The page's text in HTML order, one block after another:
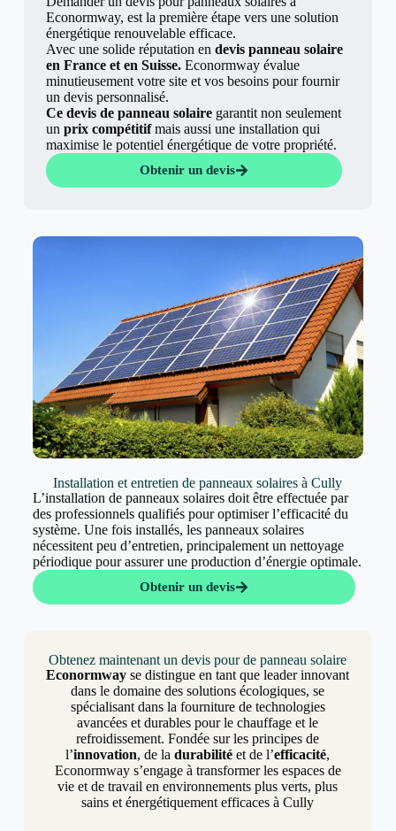
Econormway, est la première étape vers une solution
énergétique renouvelable efficace.
Avec une solide réputation en devis panneau solaire
en France et en Suisse.Econormway évalue
minutieusement votre site et vos besoins pour fournir
un devis personnalisé.
Ce devis de panneau solairegarantit non seulement
un prix compétitifmais aussi une installation qui
maximise le potentiel énergétique de votre propriété.
Obtenir un devis
Installation et entretien de panneaux solaires à Cully
L’installation de panneaux solaires doit être effectuée par
des professionnels qualifiés pour optimiser l’efficacité du
système. Une fois installés, les panneaux solaires
nécessitent peu d’entretien, principalement un nettoyage
périodique pour assurer une production d’énergie optimale.
Obtenir un devis
Obtenez maintenant un devis pour de panneau solaire
Econormway se distingue en tant que leader innovant
dans le domaine des solutions écologiques, se
spécialisant dans la fourniture de technologies
avancées et durables pour le chauffage et le
refroidissement. Fondée sur les principes de
l’innovation, de ladurabilité et de l’efficacité,
Econormway s’engage à transformer les espaces de
vie et de travail en environnements plus verts, plus
sains et énergétiquement efficaces à Cully